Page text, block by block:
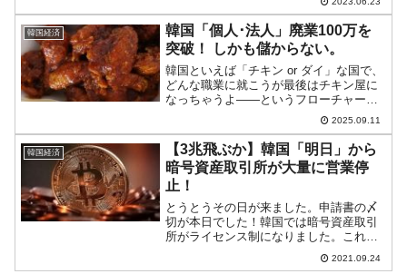
第1回会議が流れるというアクシデントが
ありましたが、〆切の迫る中、第1回目の
労働者側の金額提...
韓国経済
韓国「個人･法人」廃業100万を
突破！ しかも儲からない。
韓国といえば「チキン or ダイ」な国で、
どんな職業に就こうが最後はチキン屋に
なっちゃうよ――というフローチャート
があります。韓国は自営業者の割合が高
い国ですが、自営業者が食べていくのが
大変な国でもあります。2024年の個人・
法人廃業届出事...
2025.09.11
韓国経済
【3兆飛ぶか】韓国「明日」から
暗号資産取引所が大量に営業停
止！
とうとうその日が来ました。申請書の〆
切が本日でした！韓国では暗号資産取引
所がライセンス制になりました。これ
は、「特定金融取引情報の報告および利
用などに関する法律」による規制です。
2021.09.24